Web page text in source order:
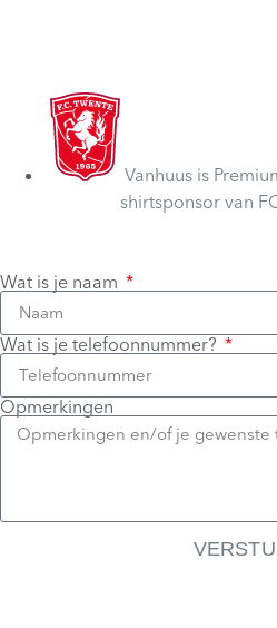
Vanhuus is
shirtsponsor van
Wat is je naam
Wat is je telefoonnummer?
Opmerkingen